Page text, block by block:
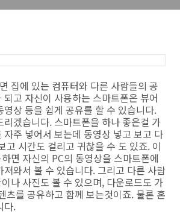
집에 있는 컴퓨터와 다른 사람들의 공
고 자신이 사용하는 스마트폰은 뷰어
영상 등을 쉽게 공유를 할 수 있습니다.
겠습니다. 스마트폰을 하나 좋은걸 가
자주 넣어서 보는데 동영상 넣고 보고 다
고 시간도 걸리고 귀찮을 수 도 있죠. 이
면 자신의 PC의 동영상을 스마트폰에
져와서 볼 수 있습니다. 그리고 다른 사람
나 사진도 볼 수 있으며, 다운로드도 가
츠를 공유하고 함께 보는것이죠. 물론 혼
다.